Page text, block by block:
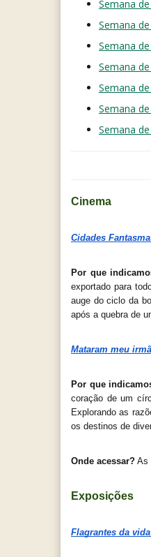
Semana
Semana
Semana
Semana
Semana
Semana
Semana
Cinema
Cidades
Por que
exportado para
auge do ciclo da
após a quebra de
Mataram meu
Por que
coração de um
Explorando as
os destinos de
Onde acessar? As
Exposições
Flagrantes da